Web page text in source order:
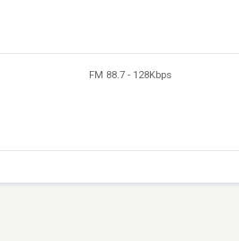
FM 88.7 - 128Kbps